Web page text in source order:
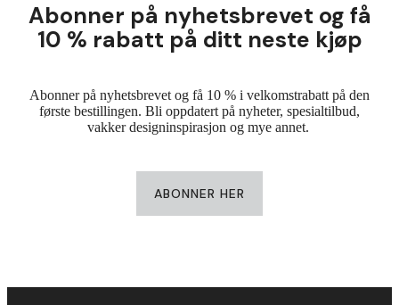
Abonner på nyhetsbrevet og få
10 % rabatt på ditt neste kjøp
Abonner på nyhetsbrevet og få 10 % i velkomstrabatt på den
første bestillingen. Bli oppdatert på nyheter, spesialtilbud,
vakker designinspirasjon og mye annet.
ABONNER HER